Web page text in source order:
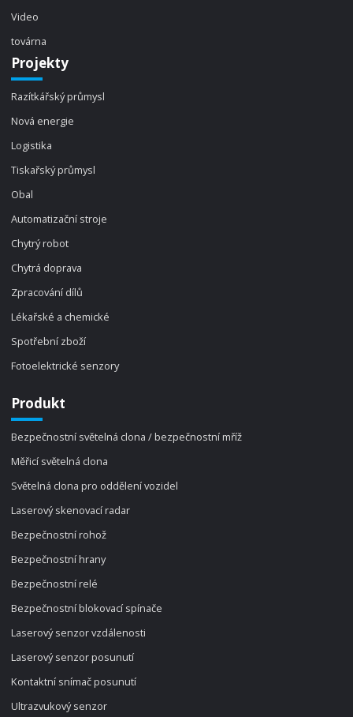
Video
továrna
Projekty
Razítkářský průmysl
Nová energie
Logistika
Tiskařský průmysl
Obal
Automatizační stroje
Chytrý robot
Chytrá doprava
Zpracování dílů
Lékařské a chemické
Spotřební zboží
Fotoelektrické senzory
Produkt
Bezpečnostní světelná clona / bezpečnostní mříž
Měřicí světelná clona
Světelná clona pro oddělení vozidel
Laserový skenovací radar
Bezpečnostní rohož
Bezpečnostní hrany
Bezpečnostní relé
Bezpečnostní blokovací spínače
Laserový senzor vzdálenosti
Laserový senzor posunutí
Kontaktní snímač posunutí
Ultrazvukový senzor